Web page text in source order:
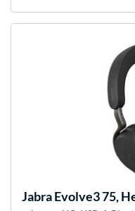
JabraEvolve3 75,